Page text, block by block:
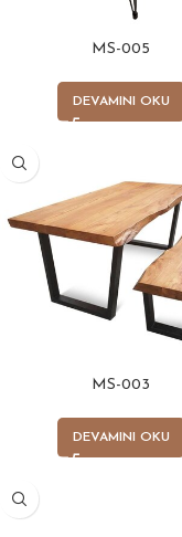
MS-005
DEVAMINI OKU
MS-003
DEVAMINI OKU